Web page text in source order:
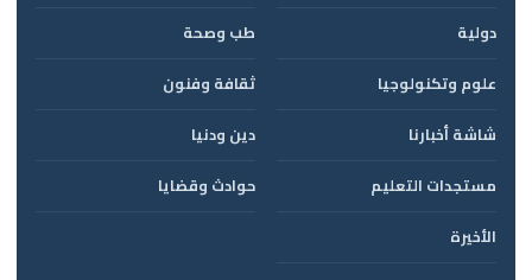
دولية
طب وصحة
علوم وتكنولوجيا
ثقافة وفنون
شاشة أخبارنا
دين ودنيا
مستجدات التعليم
حوادث وقضايا
الأخيرة